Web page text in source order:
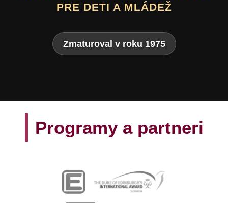
PRE DETI A MLÁDEŽ
Zmaturoval v roku 1975
Programy a partneri